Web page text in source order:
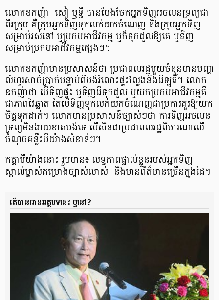
លោក​ឧកញ៉ា សៀ ឫទ្ធី បាន​បែងចែក​អ្នក​ទិញ​អចលនទ្រព្យ​ជា​
ពីរ​ក្រុម គឺ​ក្រុម​អ្នក​ទិញ​ទុក​លក់​យក​ចំណេញ និង​ក្រុម​អ្នក​ទិញ​
សម្រាប់​រស់នៅ ឬ​ប្រកប​អាជីវកម្ម​ ឬ​ក៏​ទុក​ជួល​ឱ្យ​គេ ឬ​ទិញ​
សម្រាប់​ប្រកប​អាជីវកម្ម​ផ្សេងៗ។
លោក​ឧកញ៉ា​មាន​ប្រសាសន៍​ថា ប្រជាពលរដ្ឋ​មួយ​ចំនួន​មាន​បញ្ហា​
លំហូរ​សាច់​ប្រាក់​បន្ទាប់​ពី​បង់​រំលោះ​ផ្ទះ​ល្វែង​និង​ដីឡូតិ៍។ លោក​
ឧកញ៉ា​ថា បើ​ទិញ​ផ្ទះ​ ឬ​ទិញ​ដី​ទុក​ជួល ​ឬ​យក​ប្រកប​អាជីវកម្ម​គឺ​
ជា​ភាព​វៃឆ្លាត តែ​បើ​ទិញ​ទុក​លក់​យក​ចំណេញ​ជា​ប្រការ​គួរ​ឱ្យ​យក​
ចិត្ត​ទុក​ដាក់។ លោក​មាន​ប្រសាសន៍​ច្បាស់ៗ​ថា ការ​ទិញ​អចលន
ទ្រព្យ​មិន​ងាយ​ខាត​បង់​ទេ បើ​សិន​ជា​ប្រជាពលរដ្ឋ​ពិចារណា​លើ​
ចំណុច​គន្លឹះ​បី​យ៉ាង​សំខាន់ៗ។
កត្តា​បី​យ៉ាង​នោះ រួមមាន៖ លទ្ធភាព​ផ្ទាល់​ខ្លួន​របស់​អ្នក​ទិញ
ស្គាល់​ម្ចាស់​គម្រោង​ច្បាស់​លាស់ និង​មាន​ព័ត៌មាន​ច្រើន​ក្នុង​ដៃ។
តើបានអានអត្ថបទនេះ ឬនៅ?